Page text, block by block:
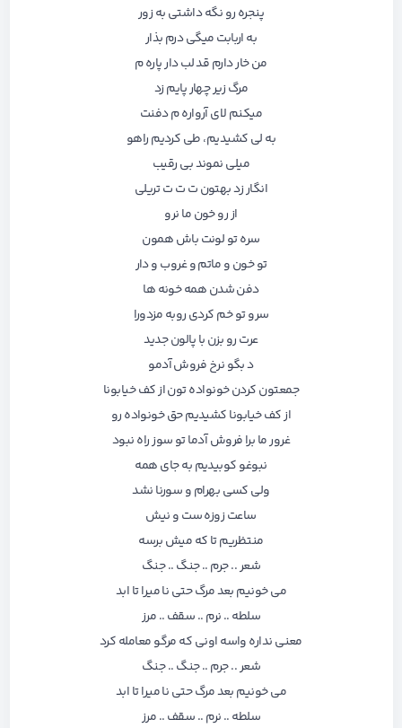
پنجره رو نگه داشتی به زور
به اربابت میگی درم بذار
من خار دارم قد لب دار پاره م
مرگ زیر چهار پایم زد
میکنم لای آرواره م دفنت
به لی کشیدیم، طی کردیم راهو
میلی نموند بی رقیب
انگار زد بهتون ت ت ت تریلی
از رو خون ما نرو
سره تو لونت باش همون
تو خون و ماتم و غروب و دار
دفن شدن همه خونه ها
سرو تو خم کردی رو‌به مزدورا
عرت رو بزن با پالون جدید
د بگو نرخ فروش آدمو
جمعتون کردن خونواده تون از کف خیابونا
از کف خیابونا کشیدیم حق خونواده رو
غرور ما برا فروش آدما تو سوز راه نبود
نبوغو کوبیدیم به جای همه
ولی کسی بهرام و سورنا نشد
ساعت زوزه ست و نیش
منتظریم تا که میش برسه
شعر .. جرم .. جنگ .. جنگ
می خونیم بعد مرگ حتی نا میرا تا ابد
سلطه .. نرم .. سقف .. مرز
معنی نداره واسه اونی که مرگو معامله کرد
شعر .. جرم .. جنگ .. جنگ
می خونیم بعد مرگ حتی نا میرا تا ابد
سلطه .. نرم .. سقف .. مرز